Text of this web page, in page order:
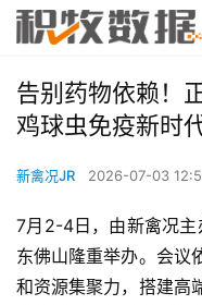
告别药物依赖！
鸡球虫免疫新时
新禽况JR 2026-07-03
7月2-4日，由新禽况主
东佛山隆重举办。会议
和资源集聚力，搭建高